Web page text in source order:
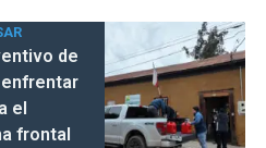
de
el
frontal